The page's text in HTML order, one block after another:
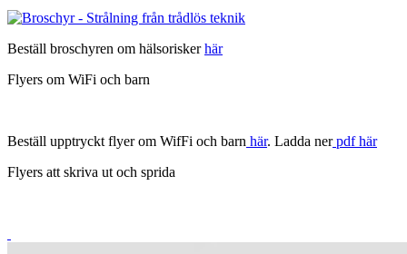
Beställ broschyren om hälsoriskerhär
Flyers om WiFi och barn
Beställ upptryckt flyer om WifFi och barn här. Ladda nerpdf här
Flyers att skriva ut och sprida